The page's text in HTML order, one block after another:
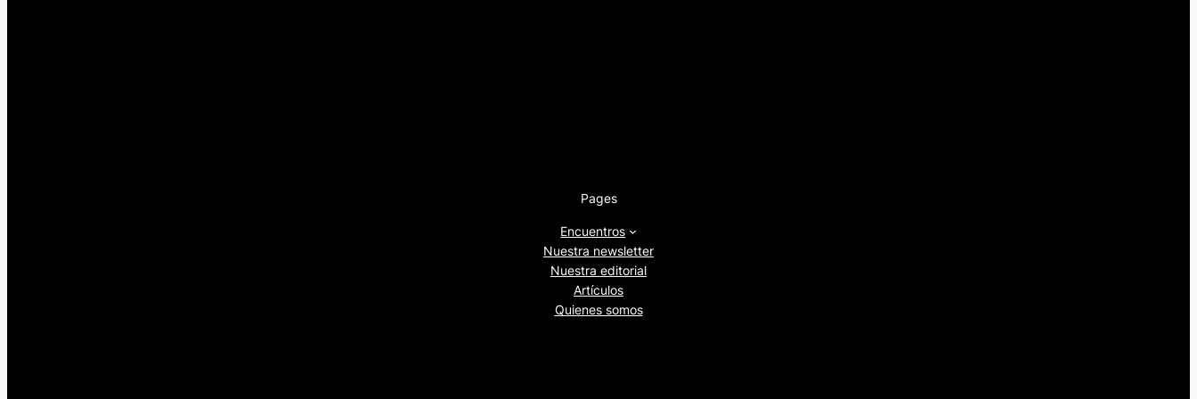
Pages
Encuentros
Nuestra newsletter
Nuestra editorial
Artículos
Quienes somos